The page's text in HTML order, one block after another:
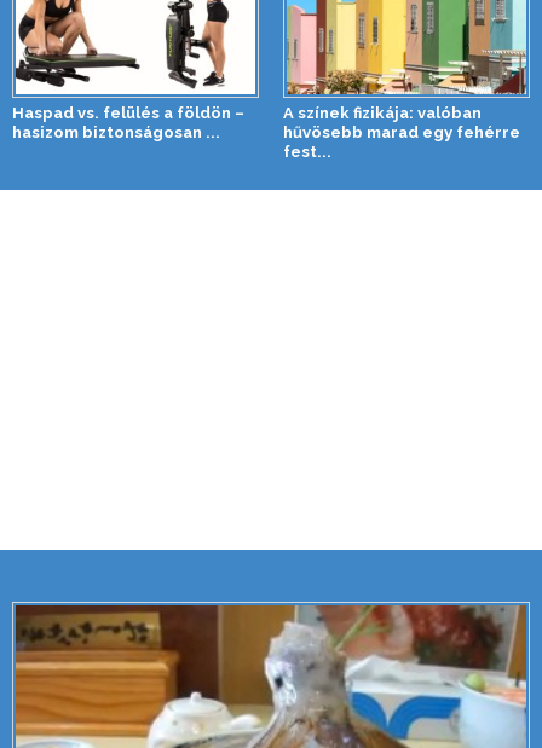
Haspad vs. felülés a földön –
hasizom biztonságosan ...
A színek fizikája: valóban
hűvösebb marad egy fehérre
fest...